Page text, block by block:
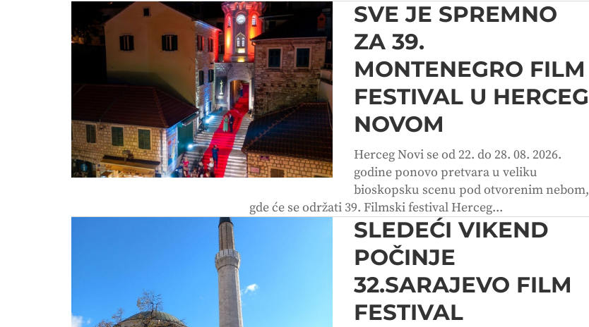
SVE JE SPREMNO
ZA 39.
MONTENEGRO FILM
FESTIVAL U HERCEG
NOVOM
Herceg Novi se od 22. do 28. 08. 2026.
godine ponovo pretvara u veliku
bioskopsku scenu pod otvorenim nebom,
gde će se održati 39. Filmski festival Herceg...
SLEDEĆI VIKEND
POČINJE
32.SARAJEVO FILM
FESTIVAL